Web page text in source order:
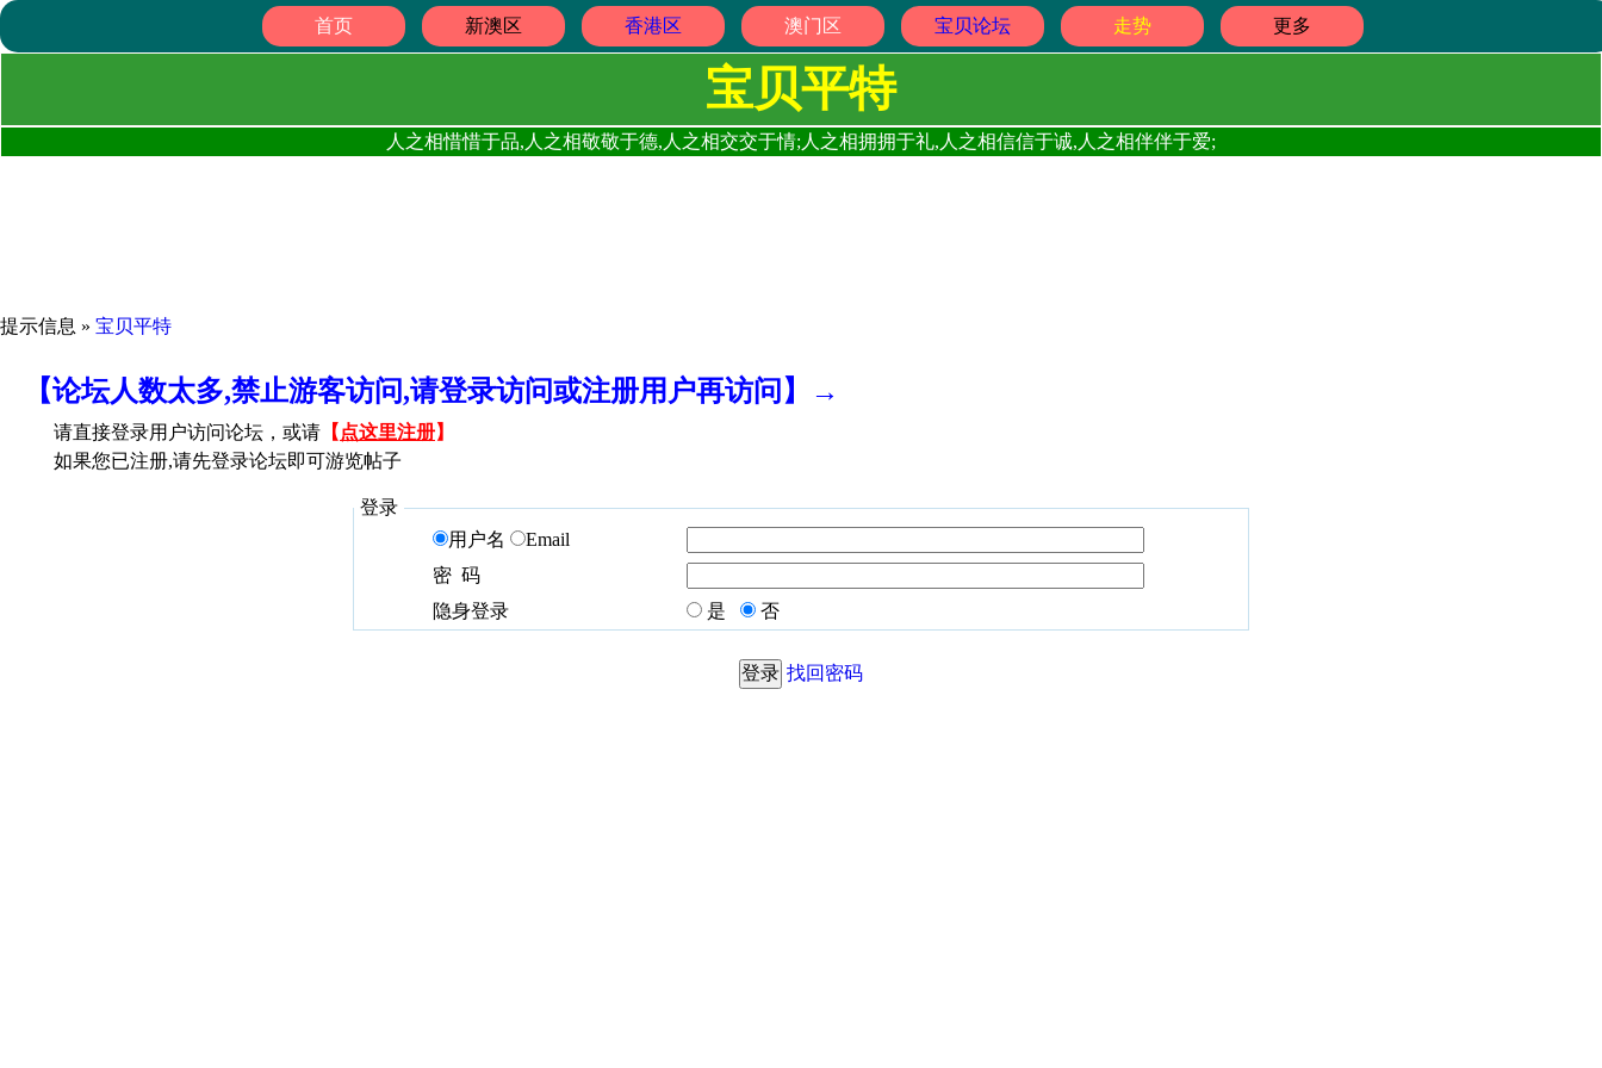
首页 新澳区 香港区 澳门区 宝贝论坛 走势 更多
宝贝平特
人之相惜惜于品,人之相敬敬于德,人之相交交于情;人之相拥拥于礼,人之相信信于诚,人之相伴伴于爱;
提示信息 » 宝贝平特
【论坛人数太多,禁止游客访问,请登录访问或注册用户再访问】→
请直接登录用户访问论坛，或请 【 点这里注册】
如果您已注册,请先登录论坛即可游览帖子
登录
用户名
Email
密 码
隐身登录
是 否
找回密码